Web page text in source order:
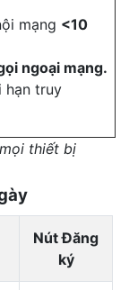
mạng <10
ngoại mạng.
hạn truy
thiết bị
Nút Đăng
ký